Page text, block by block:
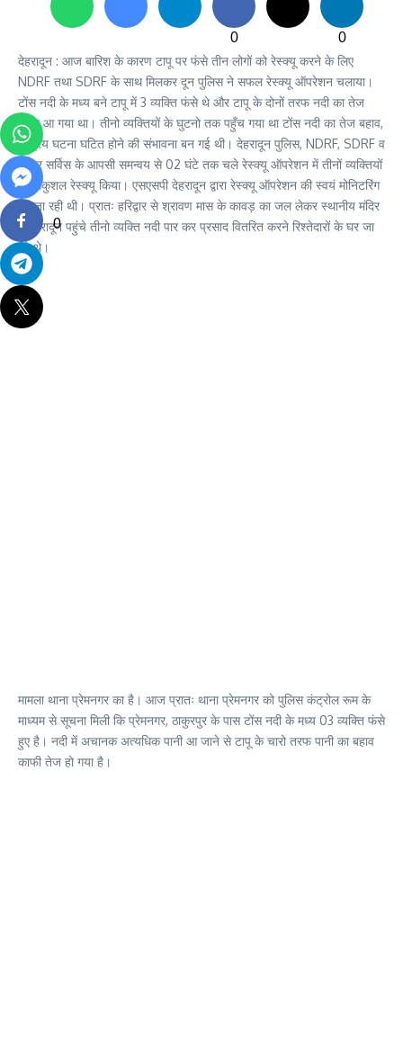
0
0
0
देहरादून : आज बारिश के कारण टापू पर फंसे तीन लोगों को रेस्क्यू करने के लिए
NDRF तथा SDRF के साथ मिलकर दून पुलिस ने सफल रेस्क्यू ऑपरेशन चलाया।
टोंस नदी के मध्य बने टापू में 3 व्यक्ति फंसे थे और टापू के दोनों तरफ नदी का तेज
बहाव आ गया था। तीनो व्यक्तियों के घुटनो तक पहुँच गया था टोंस नदी का तेज बहाव,
अप्रिय घटना घटित होने की संभावना बन गई थी। देहरादून पुलिस, NDRF, SDRF व
फायर सर्विस के आपसी समन्वय से 02 घंटे तक चले रेस्क्यू ऑपरेशन में तीनों व्यक्तियों
को सकुशल रेस्क्यू किया। एसएसपी देहरादून द्वारा रेस्क्यू ऑपरेशन की स्वयं मोनिटरिंग
की जा रही थी। प्रातः हरिद्वार से श्रावण मास के कावड़ का जल लेकर स्थानीय मंदिर
में देहरादून पहुंचे तीनो व्यक्ति नदी पार कर प्रसाद वितरित करने रिश्तेदारों के घर जा
रहे थे।
मामला थाना प्रेमनगर का है। आज प्रातः थाना प्रेमनगर को पुलिस कंट्रोल रूम के
माध्यम से सूचना मिली कि प्रेमनगर, ठाकुरपुर के पास टोंस नदी के मध्य 03 व्यक्ति फंसे
हुए है। नदी में अचानक अत्यधिक पानी आ जाने से टापू के चारो तरफ पानी का बहाव
काफी तेज हो गया है।